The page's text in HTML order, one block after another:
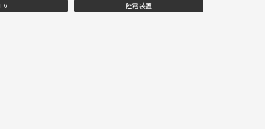
陸電装置